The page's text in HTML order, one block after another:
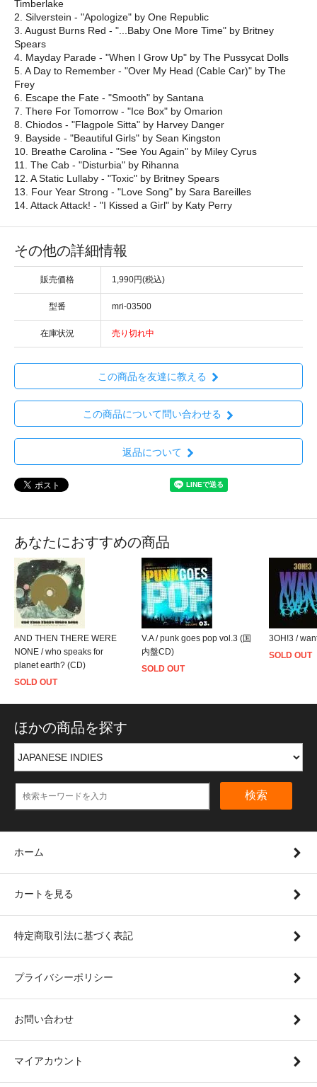
Timberlake
2. Silverstein - "Apologize" by One Republic
3. August Burns Red - "...Baby One More Time" by Britney
Spears
4. Mayday Parade - "When I Grow Up" by The Pussycat Dolls
5. A Day to Remember - "Over My Head (Cable Car)" by The
Frey
6. Escape the Fate - "Smooth" by Santana
7. There For Tomorrow - "Ice Box" by Omarion
8. Chiodos - "Flagpole Sitta" by Harvey Danger
9. Bayside - "Beautiful Girls" by Sean Kingston
10. Breathe Carolina - "See You Again" by Miley Cyrus
11. The Cab - "Disturbia" by Rihanna
12. A Static Lullaby - "Toxic" by Britney Spears
13. Four Year Strong - "Love Song" by Sara Bareilles
14. Attack Attack! - "I Kissed a Girl" by Katy Perry
その他の詳細情報
販売価格 1,990円(税込)
型番 mri-03500
在庫状況 売り切れ中
この商品を友達に教える
この商品について問い合わせる
返品について
あなたにおすすめの商品
AND THEN THERE WERE
NONE / who speaks for
planet earth? (CD)
SOLD OUT
V.A / punk goes pop vol.3 (国
内盤CD)
SOLD OUT
3OH!3 /
SOLD OUT
ほかの商品を探す
検索
ホーム
カートを見る
特定商取引法に基づく表記
プライバシーポリシー
お問い合わせ
マイアカウント